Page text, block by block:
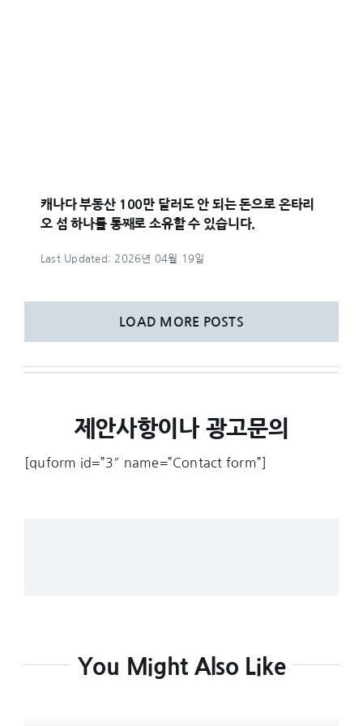
캐나다 부동산 100만 달러도 안 되는 돈으로 온타리
오 섬 하나를 통째로 소유할 수 있습니다.
Last Updated: 2026년 04월 19일
LOAD MORE POSTS
제안사항이나 광고문의
[quform id=”3″ name=”Contact form”]
You Might Also Like